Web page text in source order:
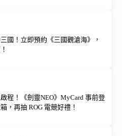
國！立即預約《三國觀滄海》，
程！《劍靈NEO》MyCard 事前登
，再抽 ROG 電競好禮！